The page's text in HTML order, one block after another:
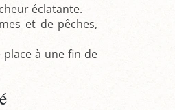
éclatante.
et de pêches,
place à une fin de